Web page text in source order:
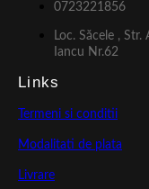
0723221856
Loc. Săcele , Str.
Iancu Nr.62
Links
Termeni si conditii
Modalitati de plata
Livrare